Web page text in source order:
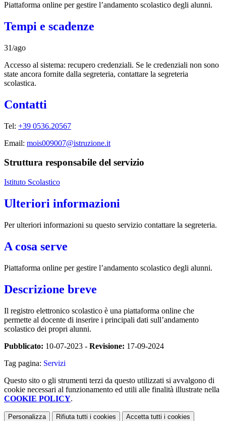
Piattaforma online per gestire l’andamento scolastico degli alunni.
Tempi e scadenze
31/ago
Accesso al sistema: recupero credenziali. Se le credenziali non sono
state ancora fornite dalla segreteria, contattare la segreteria
scolastica.
Contatti
Tel: +39 0536.20567
Email: mois009007@istruzione.it
Struttura responsabile del servizio
Istituto Scolastico
Ulteriori informazioni
Per ulteriori informazioni su questo servizio contattare la segreteria.
A cosa serve
Piattaforma online per gestire l’andamento scolastico degli alunni.
Descrizione breve
Il registro elettronico scolastico è una piattaforma online che
permette al docente di inserire i principali dati sull’andamento
scolastico dei propri alunni.
Pubblicato: 10-07-2023 - Revisione: 17-09-2024
Tag pagina: Servizi
Questo sito o gli strumenti terzi da questo utilizzati si avvalgono di
cookie necessari al funzionamento ed utili alle finalità illustrate nella
COOKIE POLICY.
Personalizza Rifiuta tutti i cookies Accetta tutti i cookies